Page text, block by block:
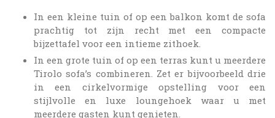
In een kleine tuin of op een balkon komt de sofa
prachtig tot zijn recht met een compacte
bijzettafel voor een intieme zithoek.
In een grote tuin of op een terras kunt u meerdere
Tirolo sofa’s combineren. Zet er bijvoorbeeld drie
in een cirkelvormige opstelling voor een
stijlvolle en luxe loungehoek waar u met
meerdere gasten kunt genieten.